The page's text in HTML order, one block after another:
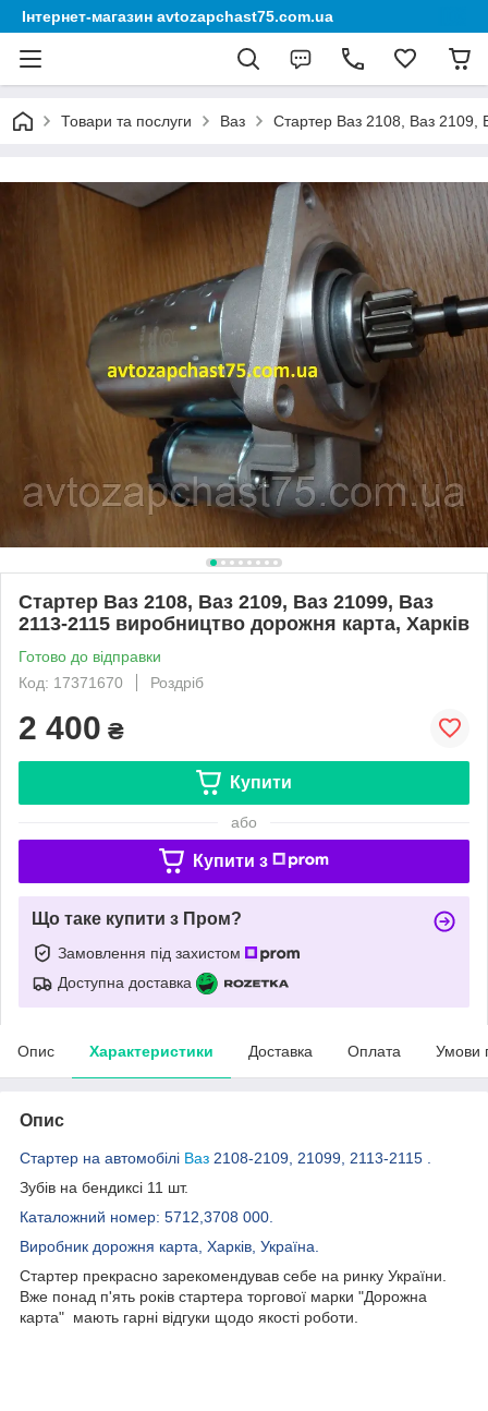
Інтернет-магазин avtozapchast75.com.ua
Товари та послуги Ваз Стартер Ваз 2108, Ваз 2109,
Стартер Ваз 2108, Ваз 2109, Ваз 21099, Ваз
2113-2115 виробництво дорожня карта, Харків
Готово до відправки
Код: 17371670
Роздріб
2 400 ₴
Купити
або
Купити з
Що таке купити з Пром?
Замовлення під захистом
Доступна доставка
Опис Характеристики Доставка Оплата Умови
Опис
Стартер на автомобілі Ваз 2108-2109, 21099, 2113-2115 .
Зубів на бендиксі 11 шт.
Каталожний номер: 5712,3708 000.
Виробник дорожня карта, Харків, Україна.
Стартер прекрасно зарекомендував себе на ринку України.
Вже понад п'ять років стартера торгової марки "Дорожна
карта" мають гарні відгуки щодо якості роботи.